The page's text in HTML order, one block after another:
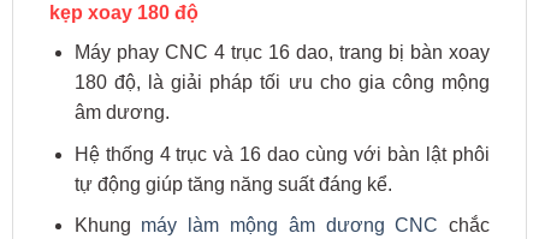
kẹp xoay 180 độ
Máy phay CNC 4 trục 16 dao, trang bị bàn xoay
180 độ, là giải pháp tối ưu cho gia công mộng
âm dương.
Hệ thống 4 trục và 16 dao cùng với bàn lật phôi
tự động giúp tăng năng suất đáng kể.
Khung máy làm mộng âm dương CNC chắc